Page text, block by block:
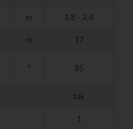
m 1,8 - 2,4
m 12
° 85
tak
1